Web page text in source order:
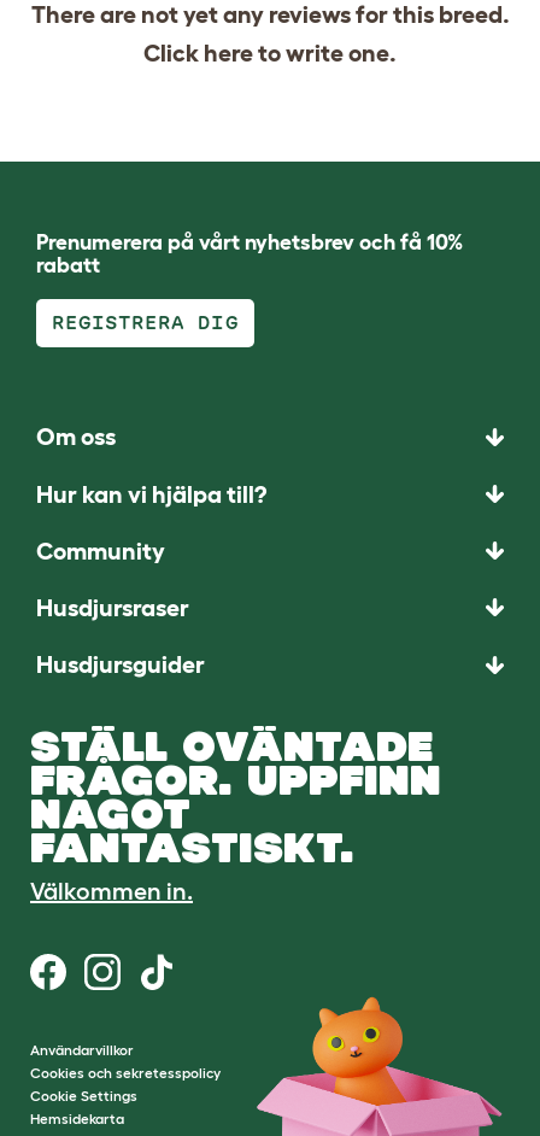
There are not yet any reviews for this breed.
Click hereto write one.
Prenumerera på vårt nyhetsbrev och få 10%
rabatt
REGISTRERA DIG
Om oss
Hur kan vi hjälpa till?
Community
Husdjursraser
Husdjursguider
STÄLL OVÄNTADE
FRÅGOR. UPPFINN
NÅGOT
FANTASTISKT.
Välkommen in.
Användarvillkor
Cookies och sekretesspolicy
Cookie Settings
Hemsidekarta